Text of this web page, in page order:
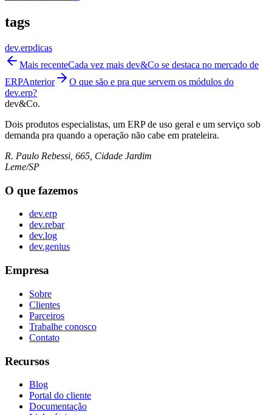
tags
dev.erpdicas
Mais recenteCada vez mais dev&Co se destaca no mercado de
ERPAnterior
O que são e pra que servem os módulos do
dev.erp?
dev&Co.
Dois produtos especialistas, um ERP de uso geral e um serviço sob
demanda pra quando a operação não cabe em prateleira.
R. Paulo Rebessi, 665, Cidade Jardim
Leme/SP
O que fazemos
dev.erp
dev.rebar
dev.log
dev.genius
Empresa
Sobre
Clientes
Parceiros
Trabalhe conosco
Contato
Recursos
Blog
Portal do cliente
Documentação